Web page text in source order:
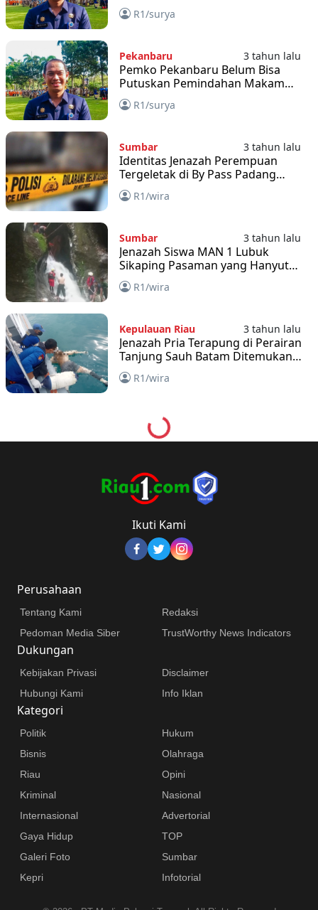
Positif Covid-19
R1/surya
Pekanbaru 3 tahun lalu
Pemko Pekanbaru Belum Bisa
Putuskan Pemindahan Makam
Jenazah Positif Covid-19
R1/surya
Sumbar 3 tahun lalu
Identitas Jenazah Perempuan
Tergeletak di By Pass Padang
Belum Diketahui
R1/wira
Sumbar 3 tahun lalu
Jenazah Siswa MAN 1 Lubuk
Sikaping Pasaman yang Hanyut
Belum Bisa Dievakuasi
R1/wira
Kepulauan Riau 3 tahun lalu
Jenazah Pria Terapung di Perairan
Tanjung Sauh Batam Ditemukan
Tekong Speedboat
R1/wira
Loading...
Ikuti Kami
Perusahaan
Tentang Kami
Redaksi
Pedoman Media Siber
TrustWorthy News Indicators
Dukungan
Kebijakan Privasi
Disclaimer
Hubungi Kami
Info Iklan
Kategori
Politik
Hukum
Bisnis
Olahraga
Riau
Opini
Kriminal
Nasional
Internasional
Advertorial
Gaya Hidup
TOP
Galeri Foto
Sumbar
Kepri
Infotorial